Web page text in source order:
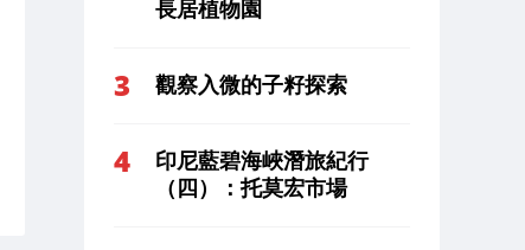
長居植物園
觀察入微的子籽探索
印尼藍碧海峽潛旅紀行
（四）：托莫宏市場